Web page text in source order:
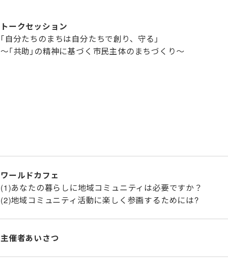
トークセッション
｢自分たちのまちは自分たちで創り、守る｣
～｢共助｣の精神に基づく市民主体のまちづくり～
ワールドカフェ
(1)あなたの暮らしに地域コミュニティは必要ですか？
(2)地域コミュニティ活動に楽しく参画するためには?
主催者あいさつ